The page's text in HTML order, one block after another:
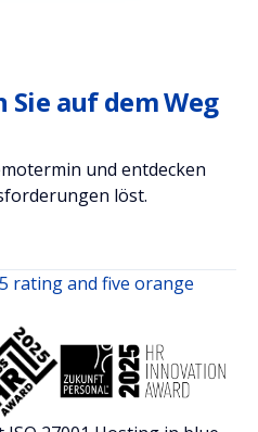
auf dem Weg
und entdecken
löst.